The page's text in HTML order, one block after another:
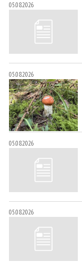
05.08.2026
05.08.2026
05.08.2026
05.08.2026